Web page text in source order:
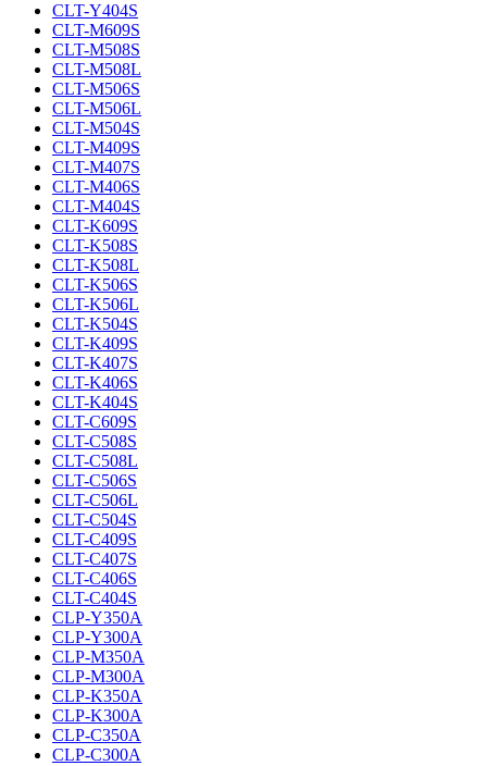
CLT-Y404S
CLT-M609S
CLT-M508S
CLT-M508L
CLT-M506S
CLT-M506L
CLT-M504S
CLT-M409S
CLT-M407S
CLT-M406S
CLT-M404S
CLT-K609S
CLT-K508S
CLT-K508L
CLT-K506S
CLT-K506L
CLT-K504S
CLT-K409S
CLT-K407S
CLT-K406S
CLT-K404S
CLT-C609S
CLT-C508S
CLT-C508L
CLT-C506S
CLT-C506L
CLT-C504S
CLT-C409S
CLT-C407S
CLT-C406S
CLT-C404S
CLP-Y350A
CLP-Y300A
CLP-M350A
CLP-M300A
CLP-K350A
CLP-K300A
CLP-C350A
CLP-C300A